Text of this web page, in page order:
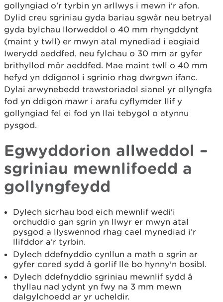
gollyngiad o'r tyrbin yn arllwys i mewn i'r afon.
Dylid creu sgriniau gyda bariau sgwâr neu betryal
gyda bylchau llorweddol o 40 mm rhyngddynt
(maint y twll) er mwyn atal mynediad i eogiaid
Iwerydd aeddfed, neu fylchau o 30 mm ar gyfer
brithyllod môr aeddfed. Mae maint twll o 40 mm
hefyd yn ddigonol i sgrinio rhag dwrgwn ifanc.
Dylai arwynebedd trawstoriadol sianel yr ollyngfa
fod yn ddigon mawr i arafu cyflymder llif y
gollyngiad fel ei fod yn llai tebygol o atynnu
pysgod.
Egwyddorion allweddol –
sgriniau mewnlifoedd a
gollyngfeydd
Dylech sicrhau bod eich mewnlif wedi'i
orchuddio gan sgrin yn llwyr er mwyn atal
pysgod a llyswennod rhag cael mynediad i'r
llifddor a'r tyrbin.
Dylech ddefnyddio cynllun a math o sgrin ar
gyfer cored sydd â gorlif lle bo hynny'n bosibl.
Dylech ddefnyddio sgriniau mewnlif sydd â
thyllau nad ydynt yn fwy na 3 mm mewn
dalgylchoedd ar yr ucheldir.